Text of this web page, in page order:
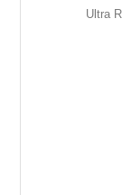
Ultra